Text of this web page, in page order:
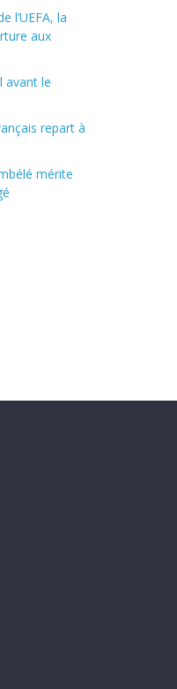
l’UEFA, la
aux
avant le
repart à
mérite